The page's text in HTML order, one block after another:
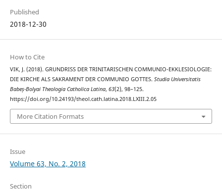
Published
2018-12-30
How to Cite
VIK, J. (2018). GRUNDRISS DER TRINITARISCHEN COMMUNIO-EKKLESIOLOGIE:
DIE KIRCHE ALS SAKRAMENT DER COMMUNIO GOTTES. Studia Universitatis
Babeș-Bolyai Theologia Catholica Latina, 63(2), 98–125.
https://doi.org/10.24193/theol.cath.latina.2018.LXIII.2.05
More Citation Formats
Issue
Volume 63, No. 2, 2018
Section